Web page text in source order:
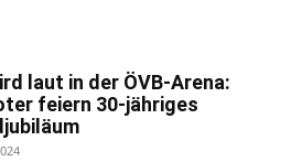
laut in der ÖVB-Arena:
feiern 30-jähriges